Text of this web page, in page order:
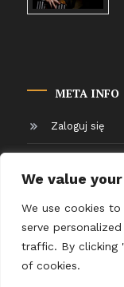
We value
We use cookies to
serve
traffic. By clicking
of cookies.
META INFO
Zaloguj się
WordPress.org